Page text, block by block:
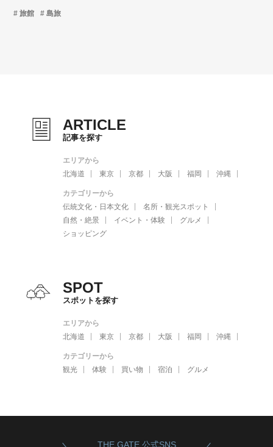
旅館 島旅
ARTICLE
記事を探す
エリアから
北海道
東京 京都 大阪 福岡 沖縄
カテゴリーから
伝統文化・日本文化
名所・観光スポット
自然・絶景
イベント・体験
グルメ
ショッピング
SPOT
スポットを探す
エリアから
北海道
東京 京都 大阪 福岡 沖縄
カテゴリーから
観光
体験 買い物 宿泊 グルメ
THE GATE 公式SNS